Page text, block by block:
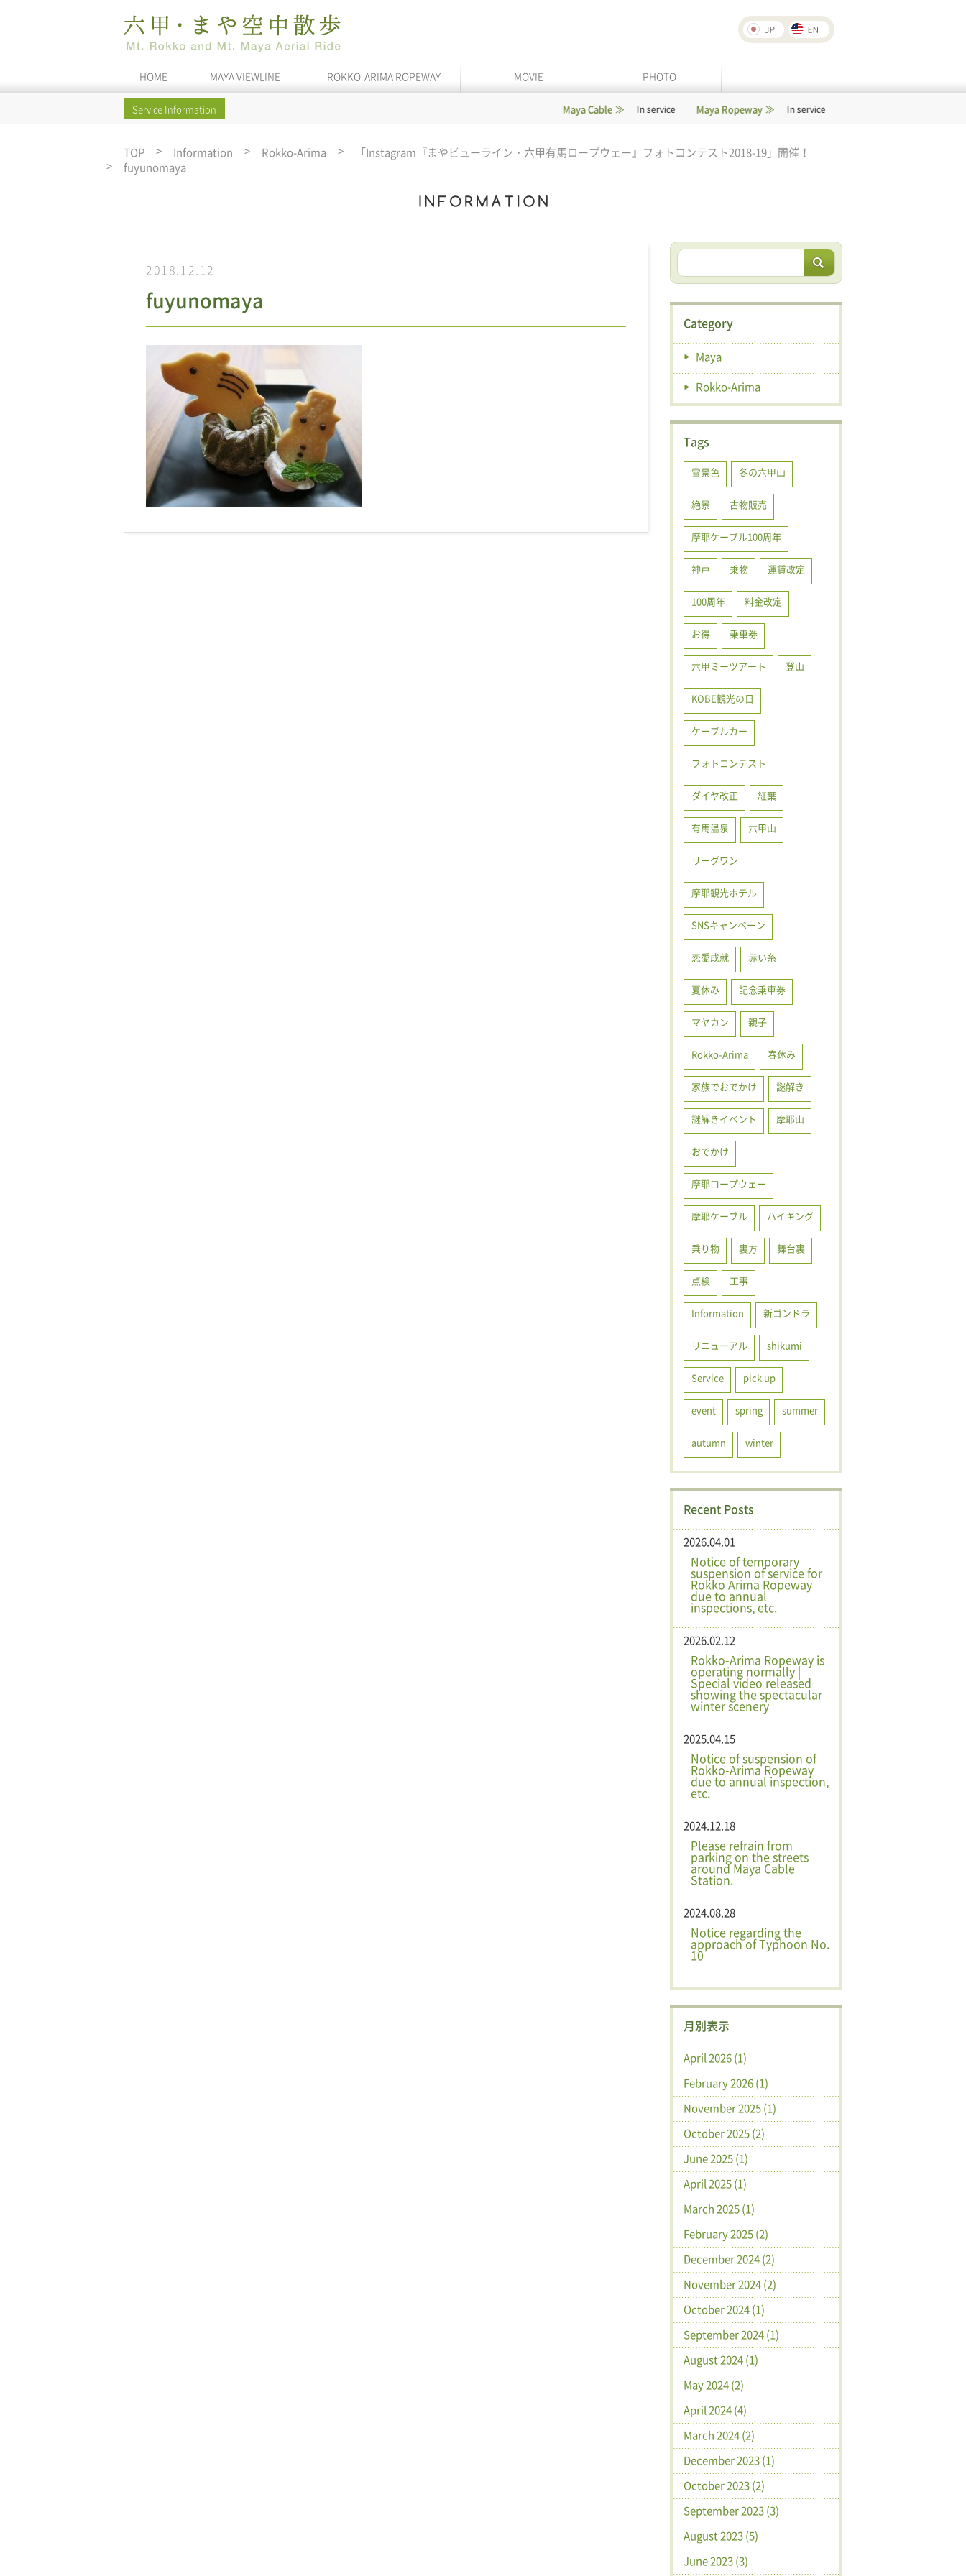
HOME MAYA VIEWLINE ROKKO-ARIMA ROPEWAY MOVIE PHOTO
Service Information Maya Cable In service Maya Ropeway In service Rokko-Arima Ropeway
TOP Information Rokko-Arima
「Instagram『まやビューライン・六甲有馬ロープウェー』フォトコンテスト2018-19」開催！
fuyunomaya
2018.12.12
fuyunomaya
Category
Maya
Rokko-Arima
Tags
雪景色 冬の六甲山
絶景 古物販売
摩耶ケーブル100周年
神戸 乗物 運賃改定
100周年 料金改定
お得 乗車券
六甲ミーツアート 登山
KOBE観光の日
ケーブルカー
フォトコンテスト
ダイヤ改正 紅葉
有馬温泉 六甲山
リーグワン
摩耶観光ホテル
SNSキャンペーン
恋愛成就 赤い糸
夏休み 記念乗車券
マヤカン 親子
Rokko-Arima 春休み
家族でおでかけ 謎解き
謎解きイベント 摩耶山
おでかけ
摩耶ロープウェー
摩耶ケーブル ハイキング
乗り物 裏方 舞台裏
点検 工事
Information 新ゴンドラ
リニューアル shikumi
Service pick up
event spring summer
autumn winter
Recent Posts
2026.04.01
Notice of temporary
suspension of service for
Rokko Arima Ropeway
due to annual
inspections, etc.
2026.02.12
Rokko-Arima Ropeway is
operating normally |
Special video released
showing the spectacular
winter scenery
2025.04.15
Notice of suspension of
Rokko-Arima Ropeway
due to annual inspection,
etc.
2024.12.18
Please refrain from
parking on the streets
around Maya Cable
Station.
2024.08.28
Notice regarding the
approach of Typhoon No.
10
月別表示
April 2026 (1)
February 2026 (1)
November 2025 (1)
October 2025 (2)
June 2025 (1)
April 2025 (1)
March 2025 (1)
February 2025 (2)
December 2024 (2)
November 2024 (2)
October 2024 (1)
September 2024 (1)
August 2024 (1)
May 2024 (2)
April 2024 (4)
March 2024 (2)
December 2023 (1)
October 2023 (2)
September 2023 (3)
August 2023 (5)
June 2023 (3)